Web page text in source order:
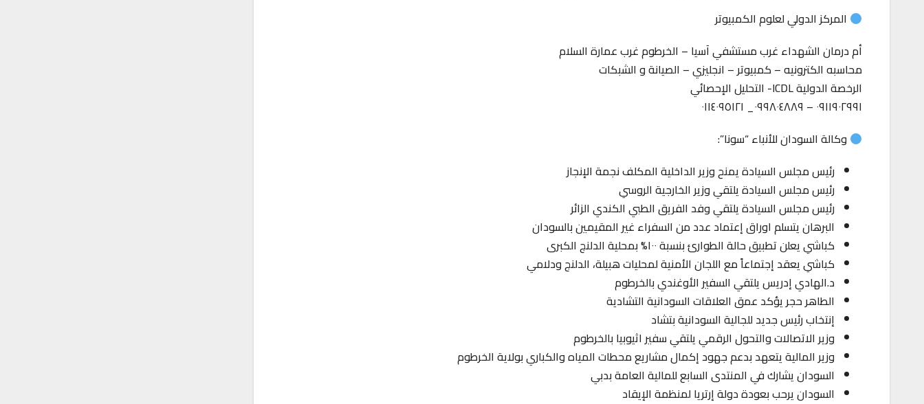
المركز الدولي لعلوم الكمبيوتر
أم درمان الشهداء غرب مستشفي آسيا – الخرطوم غرب عمارة السلام
محاسبه الكترونيه – كمبيوتر – انجليزي – الصيانة و الشبكات
الرخصة الدولية ICDL- التحليل الإحصائي
٠٩١١٩٠٢٩٩١ – ٠٩٩٨٠٤٨٨٩_ ٠١١٤٠٩٥١٢١
وكالة السودان للأنباء “سونا”:
رئيس مجلس السيادة يمنح وزير الداخلية المكلف نجمة الإنجاز
رئيس مجلس السيادة يلتقي وزير الخارجية الروسي
رئيس مجلس السيادة يلتقي وفد الفريق الطبي الكندي الزائر
البرهان يتسلم اوراق إعتماد عدد من السفراء غير المقيمين بالسودان
كباشي يعلن تطبيق حالة الطوارئ بنسبة ١٠٠% بمحلية الدلنج الكبرى
كباشي يعقد إجتماعاً مع اللجان الأمنية لمحليات هبيلة، الدلنج ودلامي
د.الهادي إدريس يلتقي السفير الأوغندي بالخرطوم
الطاهر حجر يؤكد عمق العلاقات السودانية التشادية
إنتخاب رئيس جديد للجالية السودانية بتشاد
وزير الاتصالات والتحول الرقمي يلتقي سفير اثيوبيا بالخرطوم
وزير المالية يتعهد بدعم جهود إكمال مشاريع محطات المياه والكباري بولاية الخرطوم
السودان يشارك في المنتدى السابع للمالية العامة بدبي
السودان يرحب بعودة دولة إرتريا لمنظمة الإيقاد